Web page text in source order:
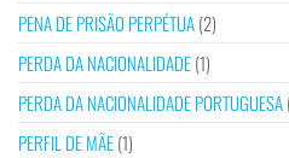
PENA DE PRISÃO PERPÉTUA(2)
PERDA DA NACIONALIDADE(1)
PERDA DA NACIONALIDADE PORTUGUESA
PERFIL DE MÃE(1)